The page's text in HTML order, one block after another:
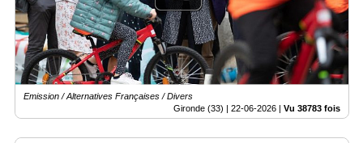
Emission / Alternatives Françaises / Divers
Gironde (33) | 22-06-2026 | Vu 38783 fois